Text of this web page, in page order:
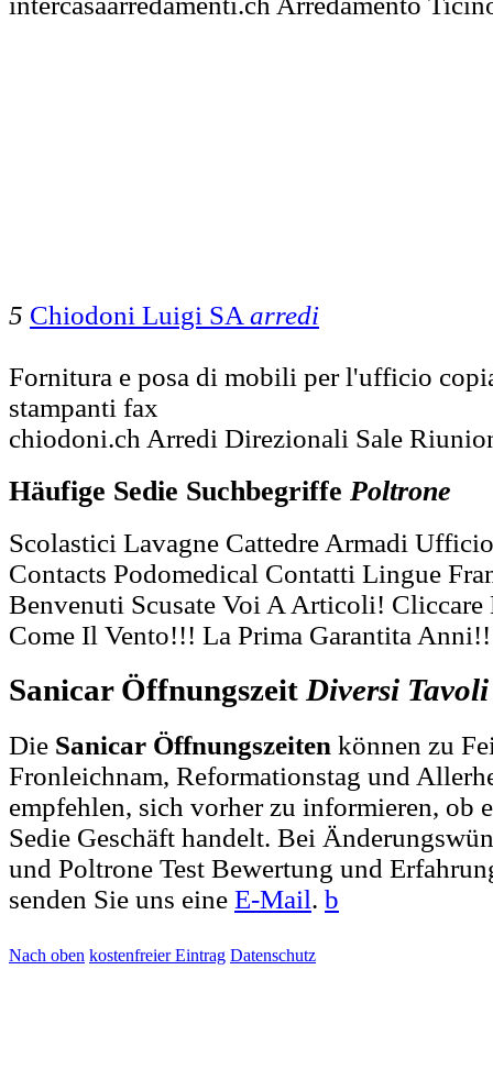
5 Chiodoni Luigi SA arredi
Fornitura e posa di mobili per l'ufficio
stampanti fax
chiodoni.ch Arredi Direzionali Sale
Häufige Sedie Suchbegriffe Poltrone
Scolastici Lavagne Cattedre Armadi
Contacts Podomedical Contatti Lingue
Benvenuti Scusate Voi A Articoli! Cliccare
Come Il Vento!!! La Prima Garantita
Sanicar ÖffnungszeitDiversi Tavoli
Die Sanicar Öffnungszeiten können zu
Fronleichnam, Reformationstag und
empfehlen, sich vorher zu informieren, ob
Sedie Geschäft handelt. Bei
und Poltrone Test Bewertung und
senden Sie uns eine E-Mail. b
Nach oben kostenfreier Eintrag Datenschutz